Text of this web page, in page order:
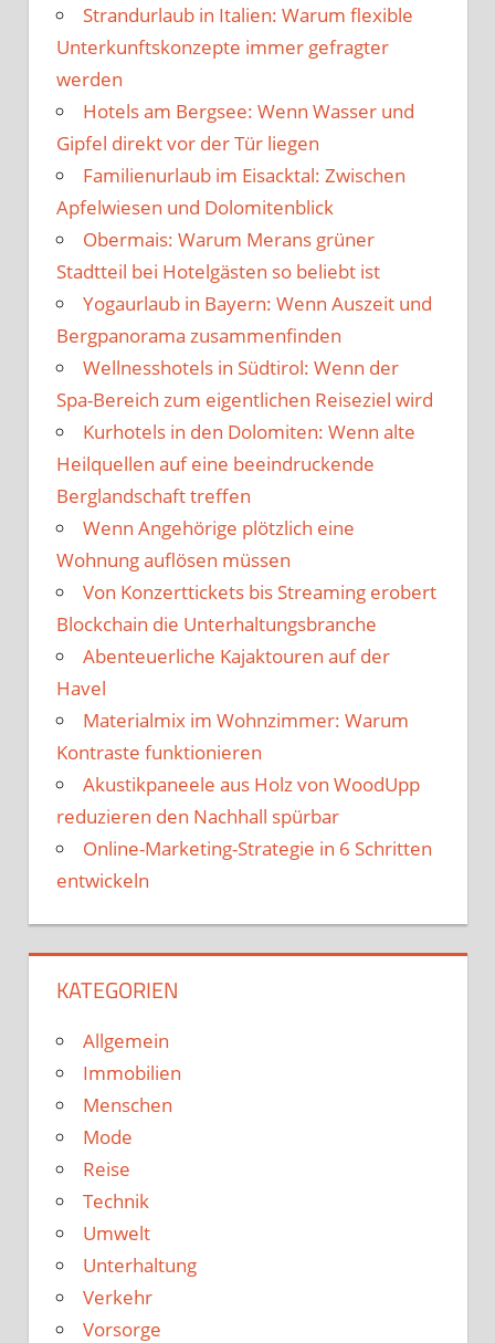
Strandurlaub in Italien: Warum flexible
Unterkunftskonzepte immer gefragter
werden
Hotels am Bergsee: Wenn Wasser und
Gipfel direkt vor der Tür liegen
Familienurlaub im Eisacktal: Zwischen
Apfelwiesen und Dolomitenblick
Obermais: Warum Merans grüner
Stadtteil bei Hotelgästen so beliebt ist
Yogaurlaub in Bayern: Wenn Auszeit und
Bergpanorama zusammenfinden
Wellnesshotels in Südtirol: Wenn der
Spa-Bereich zum eigentlichen Reiseziel wird
Kurhotels in den Dolomiten: Wenn alte
Heilquellen auf eine beeindruckende
Berglandschaft treffen
Wenn Angehörige plötzlich eine
Wohnung auflösen müssen
Von Konzerttickets bis Streaming erobert
Blockchain die Unterhaltungsbranche
Abenteuerliche Kajaktouren auf der
Havel
Materialmix im Wohnzimmer: Warum
Kontraste funktionieren
Akustikpaneele aus Holz von WoodUpp
reduzieren den Nachhall spürbar
Online-Marketing-Strategie in 6 Schritten
entwickeln
KATEGORIEN
Allgemein
Immobilien
Menschen
Mode
Reise
Technik
Umwelt
Unterhaltung
Verkehr
Vorsorge